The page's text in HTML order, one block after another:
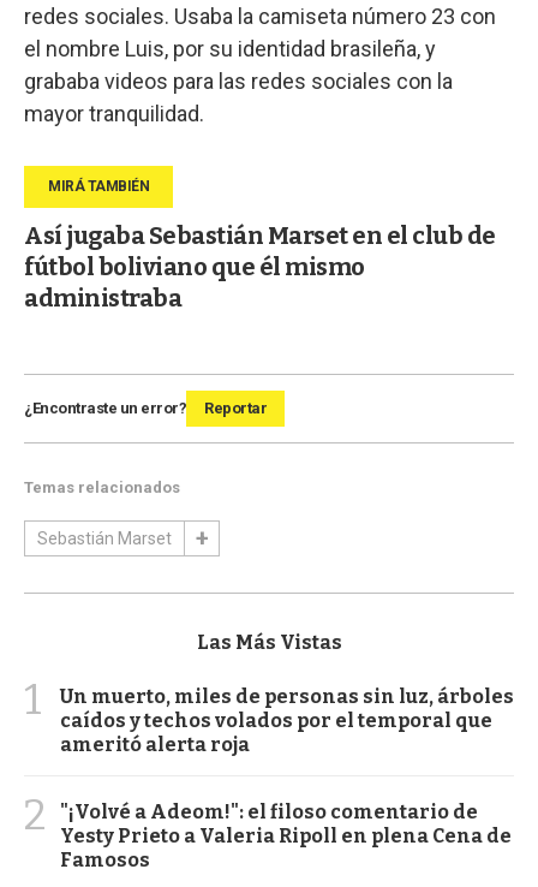
redes sociales. Usaba la camiseta número 23 con
el nombre Luis, por su identidad brasileña, y
grababa videos para las redes sociales con la
mayor tranquilidad.
Así jugaba Sebastián Marset en el club de
fútbol boliviano que él mismo
administraba
¿Encontraste un error? Reportar
Temas relacionados
Sebastián Marset
Las Más Vistas
1
Un muerto, miles de personas sin luz, árboles
caídos y techos volados por el temporal que
ameritó alerta roja
2
"¡Volvé a Adeom!": el filoso comentario de
Yesty Prieto a Valeria Ripoll en plena Cena de
Famosos